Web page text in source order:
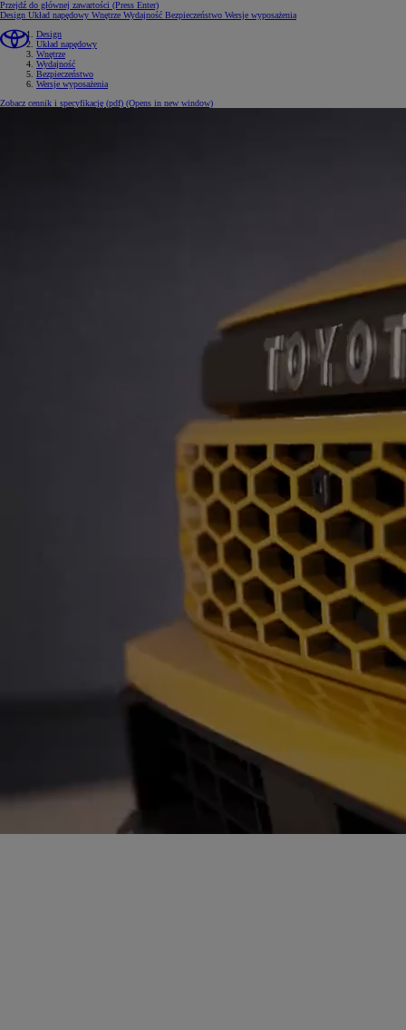
Przejdź do głównej zawartości (Press Enter)
Design Układ napędowy Wnętrze Wydajność Bezpieczeństwo Wersje wyposażenia
Design
Układ napędowy
Wnętrze
Wydajność
Bezpieczeństwo
Wersje wyposażenia
Zobacz cennik i specyfikację (pdf) (Opens in new window)